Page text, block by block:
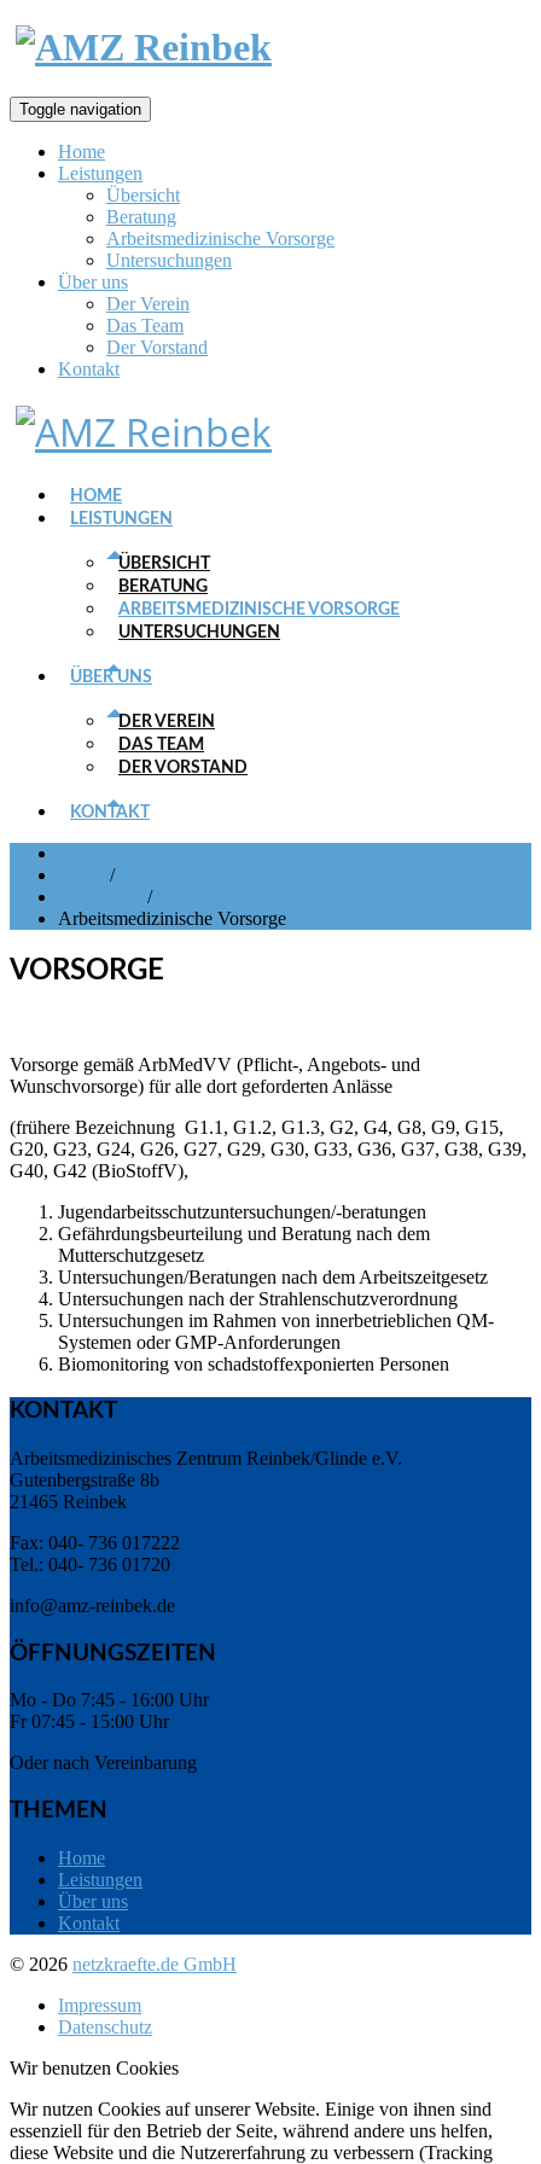
Toggle navigation
Home
Leistungen
Übersicht
Beratung
Arbeitsmedizinische Vorsorge
Untersuchungen
Über uns
Der Verein
Das Team
Der Vorstand
Kontakt
HOME
LEISTUNGEN
ÜBERSICHT
BERATUNG
ARBEITSMEDIZINISCHE VORSORGE
UNTERSUCHUNGEN
ÜBER UNS
DER VEREIN
DAS TEAM
DER VORSTAND
KONTAKT
/
/
Arbeitsmedizinische Vorsorge
VORSORGE
Vorsorge gemäß ArbMedVV (Pflicht-, Angebots- und
Wunschvorsorge) für alle dort geforderten Anlässe
(frühere Bezeichnung G1.1, G1.2, G1.3, G2, G4, G8, G9, G15,
G20, G23, G24, G26, G27, G29, G30, G33, G36, G37, G38, G39,
G40, G42 (BioStoffV),
Jugendarbeitsschutzuntersuchungen/-beratungen
Gefährdungsbeurteilung und Beratung nach dem
Mutterschutzgesetz
Untersuchungen/Beratungen nach dem Arbeitszeitgesetz
Untersuchungen nach der Strahlenschutzverordnung
Untersuchungen im Rahmen von innerbetrieblichen QM-
Systemen oder GMP-Anforderungen
Biomonitoring von schadstoffexponierten Personen
KONTAKT
Arbeitsmedizinisches Zentrum Reinbek/Glinde e.V.
Gutenbergstraße 8b
21465 Reinbek
Fax: 040- 736 017222
Tel.: 040- 736 01720
info@amz-reinbek.de
ÖFFNUNGSZEITEN
Mo - Do 7:45 - 16:00 Uhr
Fr 07:45 - 15:00 Uhr
Oder nach Vereinbarung
THEMEN
Home
Leistungen
Über uns
Kontakt
© 2026 netzkraefte.de GmbH
Impressum
Datenschutz
Wir benutzen Cookies
Wir nutzen Cookies auf unserer Website. Einige von ihnen sind
essenziell für den Betrieb der Seite, während andere uns helfen,
diese Website und die Nutzererfahrung zu verbessern (Tracking